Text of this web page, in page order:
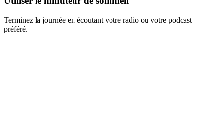
Terminez la journée en écoutant votre radio ou votre podcast
préféré.